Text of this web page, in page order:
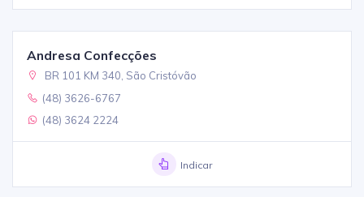
Andresa Confecções
BR 101 KM 340, São Cristóvão
(48) 3626-6767
(48) 3624 2224
Indicar